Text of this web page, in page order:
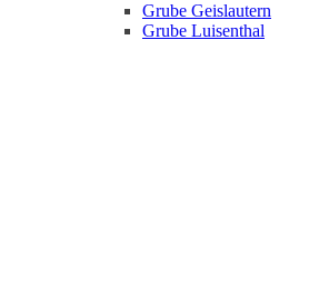
Grube Geislautern
Grube Luisenthal